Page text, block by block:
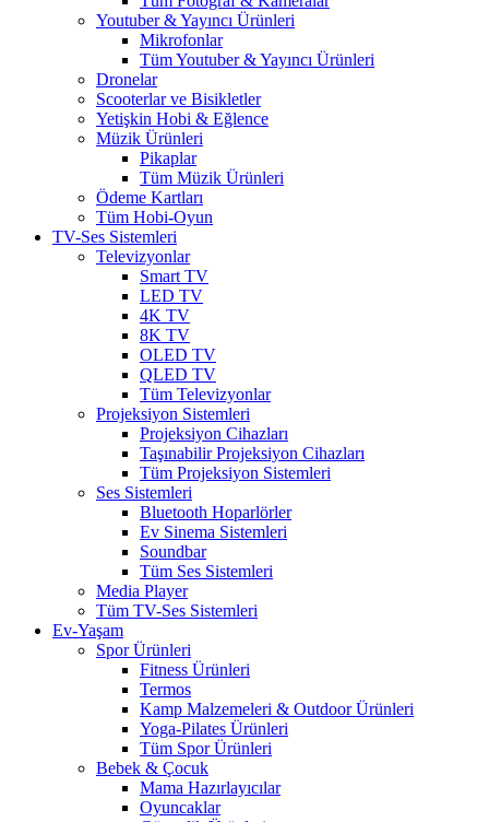
Youtuber & Yayıncı Ürünleri
Mikrofonlar
Tüm Youtuber & Yayıncı Ürünleri
Dronelar
Scooterlar ve Bisikletler
Yetişkin Hobi & Eğlence
Müzik Ürünleri
Pikaplar
Tüm Müzik Ürünleri
Ödeme Kartları
Tüm Hobi-Oyun
TV-Ses Sistemleri
Televizyonlar
Smart TV
LED TV
4K TV
8K TV
OLED TV
QLED TV
Tüm Televizyonlar
Projeksiyon Sistemleri
Projeksiyon Cihazları
Taşınabilir Projeksiyon Cihazları
Tüm Projeksiyon Sistemleri
Ses Sistemleri
Bluetooth Hoparlörler
Ev Sinema Sistemleri
Soundbar
Tüm Ses Sistemleri
Media Player
Tüm TV-Ses Sistemleri
Ev-Yaşam
Spor Ürünleri
Fitness Ürünleri
Termos
Kamp Malzemeleri & Outdoor Ürünleri
Yoga-Pilates Ürünleri
Tüm Spor Ürünleri
Bebek & Çocuk
Mama Hazırlayıcılar
Oyuncaklar